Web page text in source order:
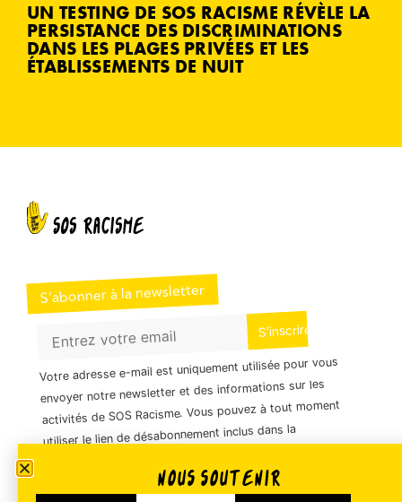
UN TESTING DE SOS RACISME RÉVÈLE LA
PERSISTANCE DES DISCRIMINATIONS
DANS LES PLAGES PRIVÉES ET LES
ÉTABLISSEMENTS DE NUIT
S’abonner à la newsletter
Votre adresse e-mail est uniquement utilisée pour vous
envoyer notre newsletter et des informations sur les
activités de SOS Racisme. Vous pouvez à tout moment
utiliser le lien de désabonnement inclus dans la
NOUS SOUTENIR